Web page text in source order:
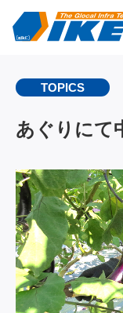
TOPICS
あぐりにて